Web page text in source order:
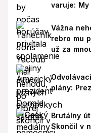
varuje: My
Vážna
rebro mu
už za
plány:
Brutálny
Skončil v